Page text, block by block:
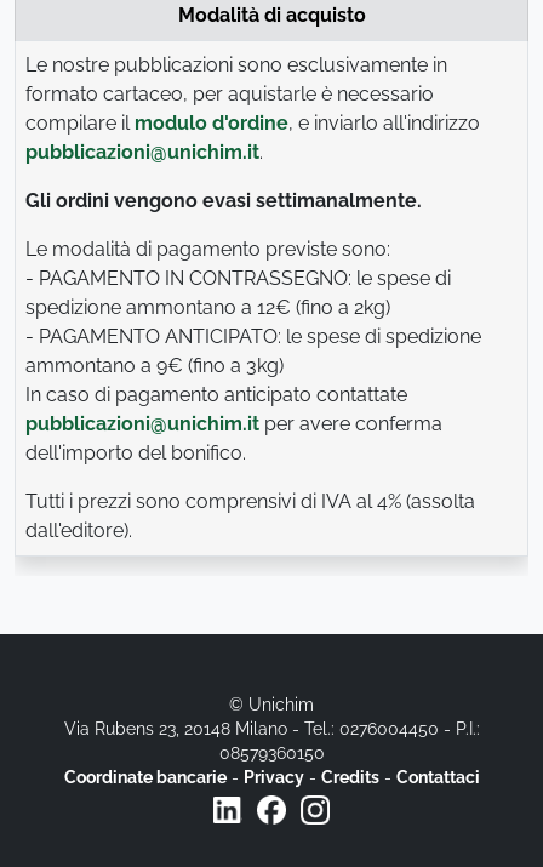
Modalità di acquisto
Le nostre pubblicazioni sono esclusivamente in
formato cartaceo, per aquistarle è necessario
compilare il modulo d'ordine, e inviarlo all'indirizzo
pubblicazioni@unichim.it.
Gli ordini vengono evasi settimanalmente.
Le modalità di pagamento previste sono:
- PAGAMENTO IN CONTRASSEGNO: le spese di
spedizione ammontano a 12€ (fino a 2kg)
- PAGAMENTO ANTICIPATO: le spese di spedizione
ammontano a 9€ (fino a 3kg)
In caso di pagamento anticipato contattate
pubblicazioni@unichim.it per avere conferma
dell'importo del bonifico.
Tutti i prezzi sono comprensivi di IVA al 4% (assolta
dall'editore).
© Unichim
Via Rubens 23, 20148 Milano - Tel.: 0276004450 - P.I.:
08579360150
Coordinate bancarie- Privacy- Credits- Contattaci